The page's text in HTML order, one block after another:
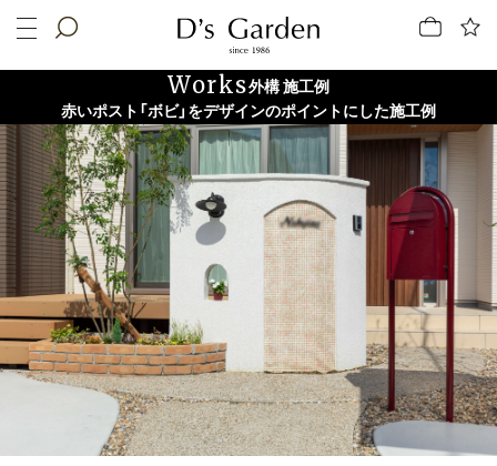
Works外構 施工例
赤いポスト「ボビ」をデザインのポイントにした施工例